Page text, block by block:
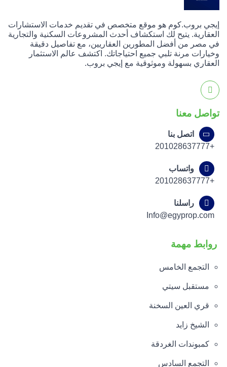
إيجي بروب.كوم هو موقع متخصص في تقديم خدمات الاستشارات
العقارية. يتيح لك استكشاف أحدث المشروعات السكنية والتجارية
في مصر من أفضل المطورين العقاريين، مع تفاصيل دقيقة
وخيارات مرنة تلبي جميع احتياجاتك. اكتشف عالم الاستثمار
العقاري بسهولة وموثوقية مع إيجي بروب.
تواصل معنا
اتصل بنا
+201028637777
واتساب
+201028637777
راسلنا
Info@egyprop.com
روابط مهمة
التجمع الخامس
مستقبل سيتي
قري العين السخنة
الشيخ زايد
كمبوندات الغردقة
التجمع السادس